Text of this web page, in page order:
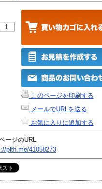
このページを印刷する
メールでURLを送る
お気に入りに追加する
ージのURL
plth.me/41058273